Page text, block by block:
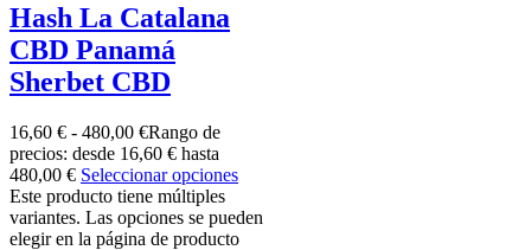
Hash La Catalana
CBD Panamá
Sherbet CBD
16,60 € - 480,00 €Rango de
precios: desde 16,60 € hasta
480,00 € Seleccionar opciones
Este producto tiene múltiples
variantes. Las opciones se pueden
elegir en la página de producto